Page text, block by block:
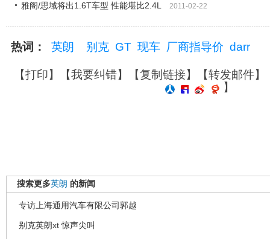
雅阁/思域将出1.6T车型 性能堪比2.4L 2011-02-22
热词： 英朗 别克 GT 现车 厂商指导价 darr
【打印】【我要纠错】【复制链接】【转发邮件】
】
搜索更多英朗 的新闻
专访上海通用汽车有限公司郭越
别克英朗xt 惊声尖叫